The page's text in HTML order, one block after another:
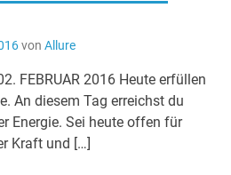
von Allure
FEBRUAR 2016 Heute erfüllen
An diesem Tag erreichst du
Energie. Sei heute offen für
Kraft und […]